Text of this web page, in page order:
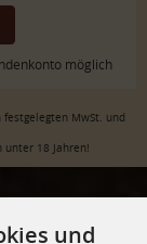
möglich
MwSt. und
unter 18 Jahren!
und